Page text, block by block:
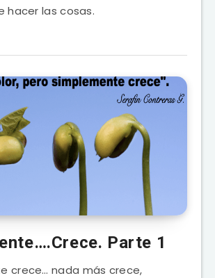
hacer las cosas.
Parte 1
crece… nada más crece,